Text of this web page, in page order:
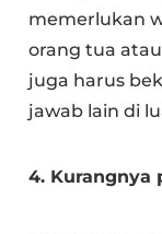
memerlukan
orang tua
juga harus
jawab lain di
4. Kurangnya